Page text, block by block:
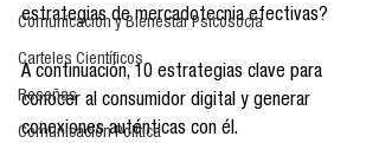
Comunicación y Bienestar Psicosocia
Carteles Científicos
Reseñas
Comunicación Política
estrategias de mercadotecnia efectivas?
A continuación, 10 estrategias clave para
conocer al consumidor digital y generar
conexiones auténticas con él.